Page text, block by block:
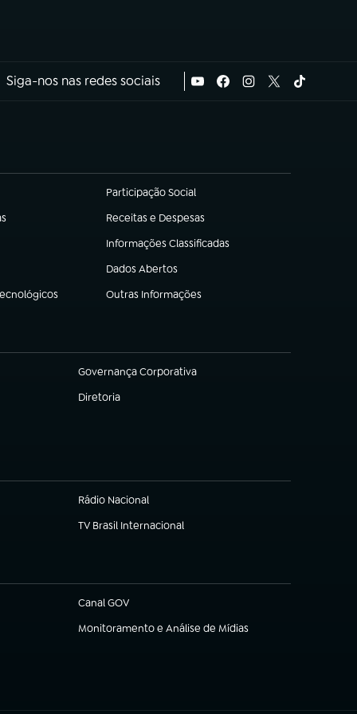
Siga-nos nas redes sociais
Participação Social
(abre em nova aba)
Receitas e Despesas
(abre em nova aba)
Informações Classificadas
(abre em nova aba)
Dados Abertos
(abre em nova aba)
Outras Informações
(abre em nova aba)
Governança Corporativa
(abre em nova aba)
Diretoria
(abre em nova aba)
Rádio Nacional
(abre em nova aba)
TV Brasil Internacional
(abre em nova aba)
Canal GOV
(abre em nova aba)
Monitoramento e Análise de Mídias
(abre em nova aba)